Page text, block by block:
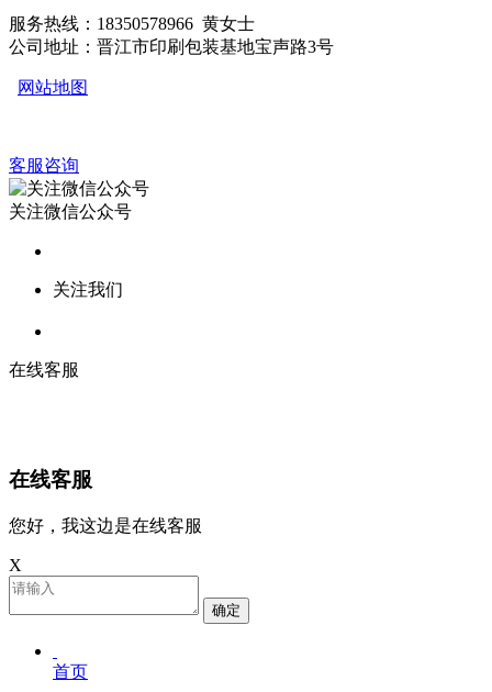
服务热线：18350578966 黄女士
公司地址：晋江市印刷包装基地宝声路3号
网站地图
客服咨询
关注微信公众号
关注我们
在线客服
在线客服
您好，我这边是在线客服
X
确定
首页